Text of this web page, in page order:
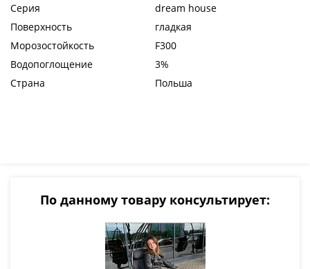
Серия
dream house
Поверхность
гладкая
Морозостойкость
F300
Водопоглощение
3%
Страна
Польша
По данному товару консультирует: